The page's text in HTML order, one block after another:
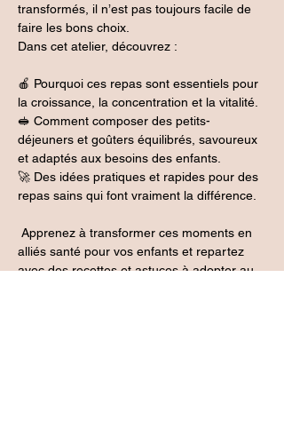
transformés, il n’est pas toujours facile de
faire les bons choix.
Dans cet atelier, découvrez :
🍎 Pourquoi ces repas sont essentiels pour
la croissance, la concentration et la vitalité.
🥪 Comment composer des petits-
déjeuners et goûters équilibrés, savoureux
et adaptés aux besoins des enfants.
🚀 Des idées pratiques et rapides pour des
repas sains qui font vraiment la différence.
alliés santé pour vos enfants et repartez
avec des recettes et astuces à adopter au